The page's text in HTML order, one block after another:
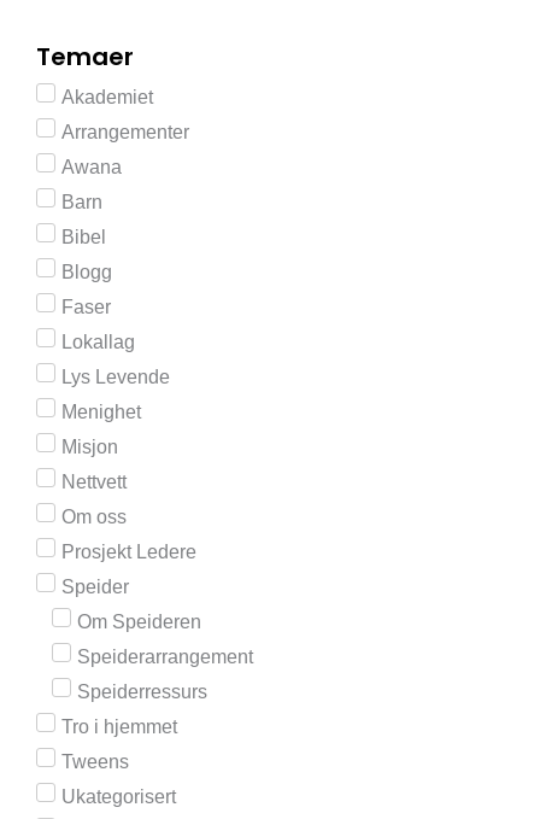
Temaer
Akademiet
Arrangementer
Awana
Barn
Bibel
Blogg
Faser
Lokallag
Lys Levende
Menighet
Misjon
Nettvett
Om oss
Prosjekt Ledere
Speider
Om Speideren
Speiderarrangement
Speiderressurs
Tro i hjemmet
Tweens
Ukategorisert